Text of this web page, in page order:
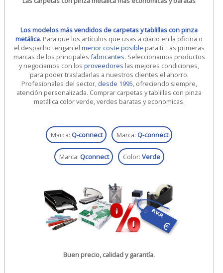
Los modelos más vendidos de carpetas y tablillas con pinza
metálica. Para que los artículos que usas a diario en la oficina o
el despacho tengan el menor coste posible para tí. Las primeras
marcas de los principales fabricantes. Seleccionamos productos
y negociamos con losproveedores las mejores condiciones,
para poder trasladarlas a nuestros clientes el ahorro.
Profesionales del sector, desde 1995 , ofreciendo siempre,
atención personalizada. Comprar carpetas y tablillas con pinza
metálica color verde, verdes baratas y economicas.
Marca:Q-connect Marca:Q-connect
Marca: Qconnect Color: Verde
Buen precio, calidad y garantía.